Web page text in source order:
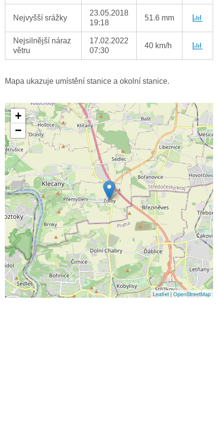
Nejvyšší srážky
23.05.2018
19:18
51.6 mm
Nejsilnější náraz
větru
17.02.2022
07:30
40 km/h
Mapa ukazuje umístění stanice a okolní stanice.
+
−
Leaflet|OpenStreetMap